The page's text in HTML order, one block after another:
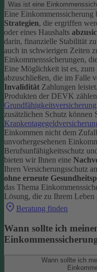
Was ist eine
Eine Einkommenssicherung
Strategien, die ergriffen
oder eines Haushalts
darin, finanzielle Stabilität
auch in schwierigen Zeiten
Einkommenssicherungen,
Eine Möglichkeit ist es, zum
abzuschließen, die im Falle
Invalidität Zahlungen leistet.
Produkten der DEVK
Grundfähigkeitsversicherung
zusätzlichen Schutz können
Einkommen nicht dem
unvorhergesehenen
Berufsunfähigkeitsschutz
bieten wir Ihnen eine
Ihren Versicherungsschutz
ohne erneute
das Thema
Lösung, die zu Ihrem Leben
Beratung finden
Wann sollte ich
Wann sollte ich